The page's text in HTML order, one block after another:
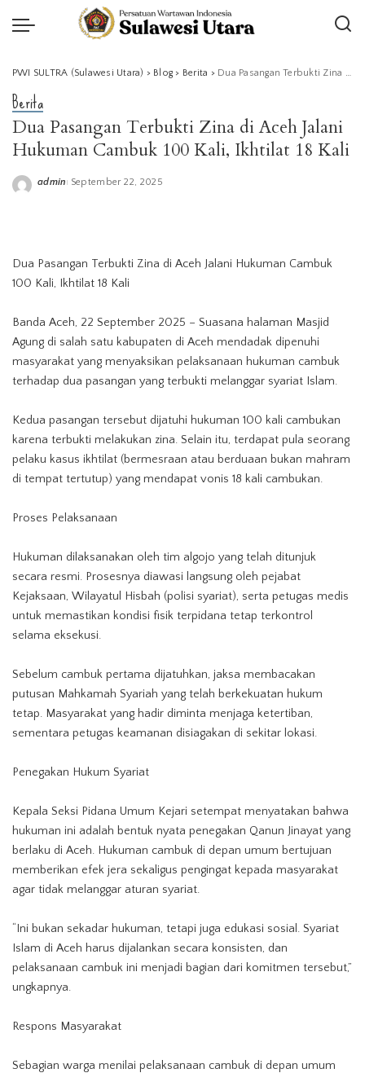
PWI SULTRA (Sulawesi Utara) > Blog > Berita > Dua Pasangan Terbukti Zina di Aceh Jalani Hukuman Cambuk 100 Kali, Ikhtilat 18 Kali
Berita
Dua Pasangan Terbukti Zina di Aceh Jalani
Hukuman Cambuk 100 Kali, Ikhtilat 18 Kali
admin September 22, 2025
Dua Pasangan Terbukti Zina di Aceh Jalani Hukuman Cambuk
100 Kali, Ikhtilat 18 Kali
Banda Aceh, 22 September 2025 – Suasana halaman Masjid
Agung di salah satu kabupaten di Aceh mendadak dipenuhi
masyarakat yang menyaksikan pelaksanaan hukuman cambuk
terhadap dua pasangan yang terbukti melanggar syariat Islam.
Kedua pasangan tersebut dijatuhi hukuman 100 kali cambukan
karena terbukti melakukan zina. Selain itu, terdapat pula seorang
pelaku kasus ikhtilat (bermesraan atau berduaan bukan mahram
di tempat tertutup) yang mendapat vonis 18 kali cambukan.
Proses Pelaksanaan
Hukuman dilaksanakan oleh tim algojo yang telah ditunjuk
secara resmi. Prosesnya diawasi langsung oleh pejabat
Kejaksaan, Wilayatul Hisbah (polisi syariat), serta petugas medis
untuk memastikan kondisi fisik terpidana tetap terkontrol
selama eksekusi.
Sebelum cambuk pertama dijatuhkan, jaksa membacakan
putusan Mahkamah Syariah yang telah berkekuatan hukum
tetap. Masyarakat yang hadir diminta menjaga ketertiban,
sementara petugas keamanan disiagakan di sekitar lokasi.
Penegakan Hukum Syariat
Kepala Seksi Pidana Umum Kejari setempat menyatakan bahwa
hukuman ini adalah bentuk nyata penegakan Qanun Jinayat yang
berlaku di Aceh. Hukuman cambuk di depan umum bertujuan
memberikan efek jera sekaligus pengingat kepada masyarakat
agar tidak melanggar aturan syariat.
“Ini bukan sekadar hukuman, tetapi juga edukasi sosial. Syariat
Islam di Aceh harus dijalankan secara konsisten, dan
pelaksanaan cambuk ini menjadi bagian dari komitmen tersebut,”
ungkapnya.
Respons Masyarakat
Sebagian warga menilai pelaksanaan cambuk di depan umum